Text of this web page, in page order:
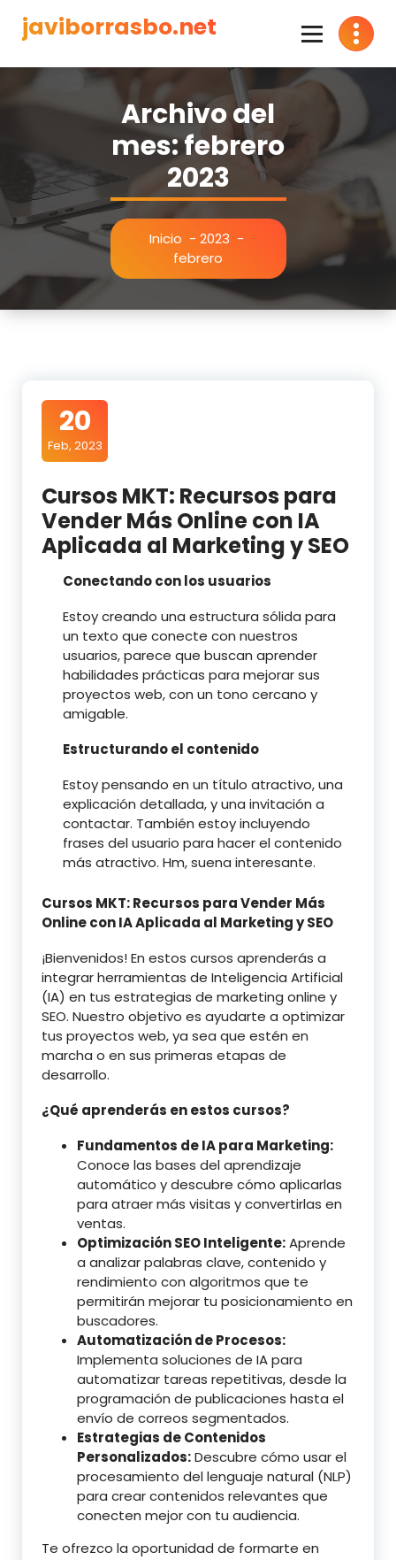
javiborrasbo.net
Archivo del
mes: febrero
2023
Inicio - 2023 -
febrero
20
Feb, 2023
Cursos MKT: Recursos para
Vender Más Online con IA
Aplicada al Marketing y SEO
Conectando con los usuarios
Estoy creando una estructura sólida para
un texto que conecte con nuestros
usuarios, parece que buscan aprender
habilidades prácticas para mejorar sus
proyectos web, con un tono cercano y
amigable.
Estructurando el contenido
Estoy pensando en un título atractivo, una
explicación detallada, y una invitación a
contactar. También estoy incluyendo
frases del usuario para hacer el contenido
más atractivo. Hm, suena interesante.
Cursos MKT: Recursos para Vender Más
Online con IA Aplicada al Marketing y SEO
¡Bienvenidos! En estos cursos aprenderás a
integrar herramientas de Inteligencia Artificial
(IA) en tus estrategias de marketing online y
SEO. Nuestro objetivo es ayudarte a optimizar
tus proyectos web, ya sea que estén en
marcha o en sus primeras etapas de
desarrollo.
¿Qué aprenderás en estos cursos?
Fundamentos de IA para Marketing:
Conoce las bases del aprendizaje
automático y descubre cómo aplicarlas
para atraer más visitas y convertirlas en
ventas.
Optimización SEO Inteligente:Aprende
a analizar palabras clave, contenido y
rendimiento con algoritmos que te
permitirán mejorar tu posicionamiento en
buscadores.
Automatización de Procesos:
Implementa soluciones de IA para
automatizar tareas repetitivas, desde la
programación de publicaciones hasta el
envío de correos segmentados.
Estrategias de Contenidos
Personalizados:Descubre cómo usar el
procesamiento del lenguaje natural (NLP)
para crear contenidos relevantes que
conecten mejor con tu audiencia.
Te ofrezco la oportunidad de formarte en